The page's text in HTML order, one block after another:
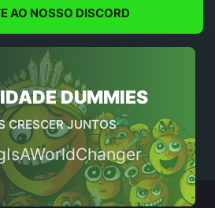
AO NOSSO DISCORD
DUMMIES
CRESCER JUNTOS